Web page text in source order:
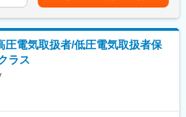
機器設置工事における現場管理監督業務
る提案、設計、積算および作業の管理監督
作業における提案、設計、積算および作業
電話の設置作業における提案、設計および
/月）、残業手当（15時間を超える法定時間
夜勤務手当、持株会奨励金賃金はあくまで
選考を通じて上下する可能性があります。
を含めた表記です。
圧電気取扱者/低圧電気取扱者保
ラス